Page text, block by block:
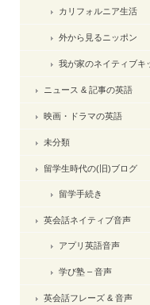
カリフォルニア生活
外から見るニッポン
我が家のネイティブキ
ニュース & 記事の英語
映画・ドラマの英語
未分類
留学生時代の(旧)ブログ
留学手続き
英会話ネイティブ音声
アプリ英語音声
学び塾 – 音声
英会話フレーズ & 音声